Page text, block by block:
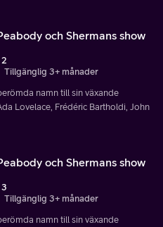
och Shermans show
Tillgänglig 3+ månader
namn till sin växande
Lovelace, Frédéric Bartholdi, John
och Shermans show
Tillgänglig 3+ månader
namn till sin växande